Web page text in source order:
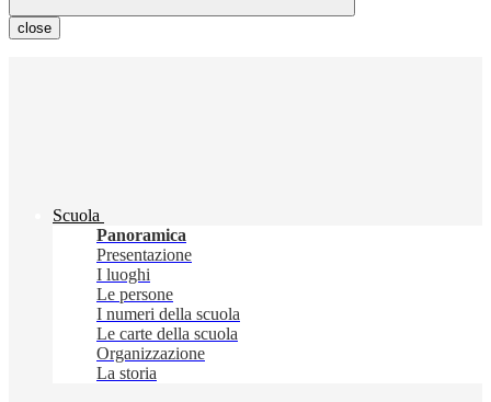
close
Scuola
Panoramica
Presentazione
I luoghi
Le persone
I numeri della scuola
Le carte della scuola
Organizzazione
La storia